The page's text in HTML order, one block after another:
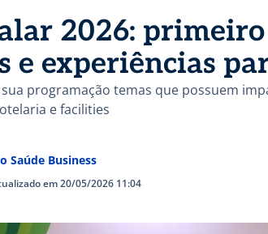
2026:
e experiências
programação temas que possuem
e facilities
Saúde Business
em 20/05/2026 11:04